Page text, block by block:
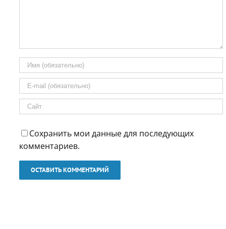
Сохранить мои данные для последующих
комментариев.